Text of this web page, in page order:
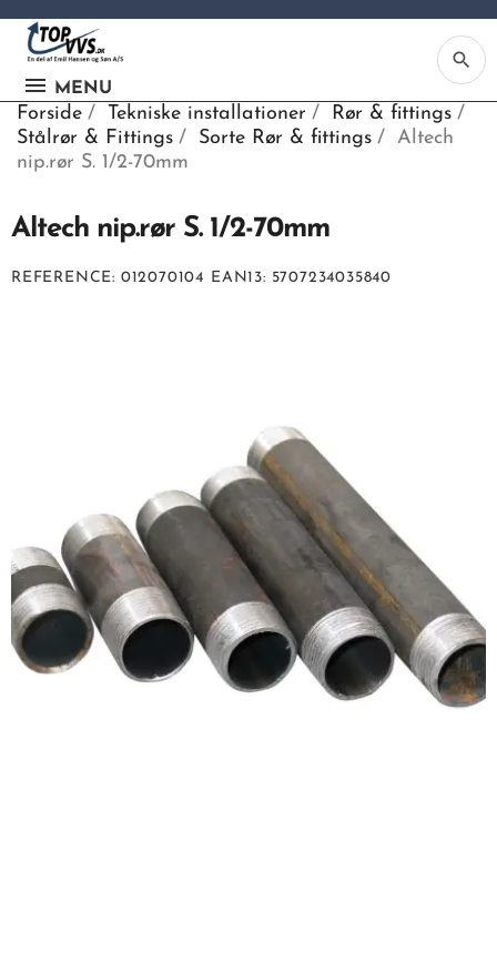
MENU
search
Forside Tekniske installationer
Rør & fittings
Stålrør & Fittings
Sorte Rør & fittings
Altech
nip.rør S. 1/2-70mm
Altech nip.rør S. 1/2-70mm
REFERENCE 012070104 EAN13 5707234035840